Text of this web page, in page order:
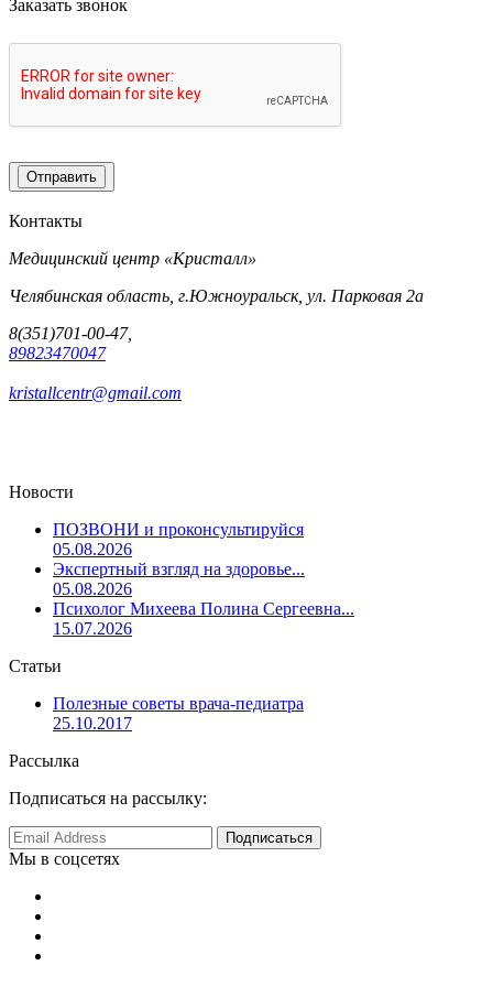
Заказать звонок
Контакты
Медицинский центр «Кристалл»
Челябинская область, г.Южноуральск, ул. Парковая 2а
8(351)701-00-47,
89823470047
kristallcentr@gmail.com
Новости
ПОЗВОНИ и проконсультируйся
05.08.2026
Экспертный взгляд на здоровье...
05.08.2026
Психолог Михеева Полина Сергеевна...
15.07.2026
Статьи
Полезные советы врача-педиатра
25.10.2017
Рассылка
Подписаться на рассылку:
Мы в соцсетях